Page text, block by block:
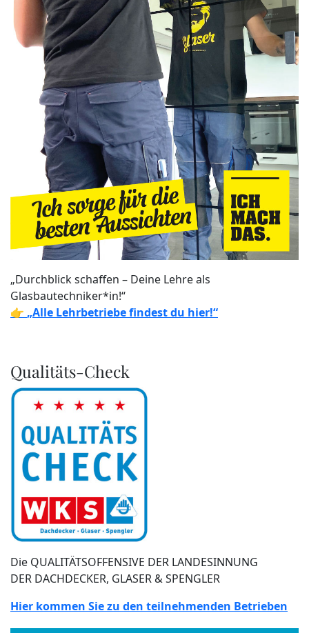
„Durchblick schaffen – Deine Lehre als
Glasbautechniker*in!“
👉 „Alle Lehrbetriebe findest du hier!“
Qualitäts-Check
Die QUALITÄTSOFFENSIVE DER LANDESINNUNG
DER DACHDECKER, GLASER & SPENGLER
Hier kommen Sie zu den teilnehmenden Betrieben